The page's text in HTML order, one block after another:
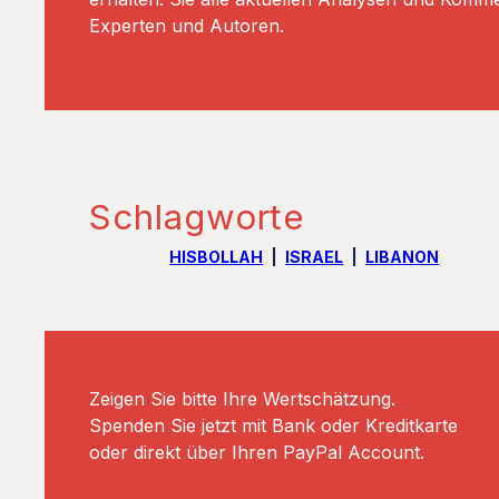
Experten und Autoren.
Schlagworte
HISBOLLAH ISRAEL LIBANON
Zeigen Sie bitte Ihre Wertschätzung.
Spenden Sie jetzt mit Bank oder Kreditkarte
oder direkt über Ihren PayPal Account.